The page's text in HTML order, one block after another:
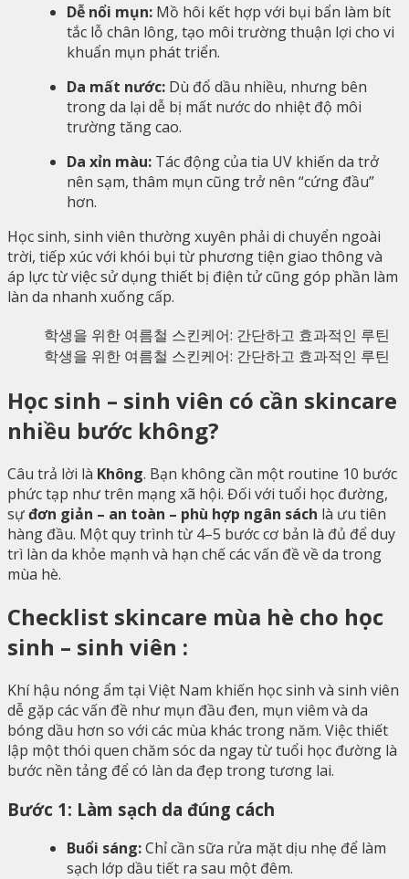
Dễ nổi mụn: Mồ hôi kết hợp với bụi bẩn làm bít
tắc lỗ chân lông, tạo môi trường thuận lợi cho vi
khuẩn mụn phát triển.
Da mất nước: Dù đổ dầu nhiều, nhưng bên
trong da lại dễ bị mất nước do nhiệt độ môi
trường tăng cao.
Da xỉn màu: Tác động của tia UV khiến da trở
nên sạm, thâm mụn cũng trở nên “cứng đầu”
hơn.
Học sinh, sinh viên thường xuyên phải di chuyển ngoài
trời, tiếp xúc với khói bụi từ phương tiện giao thông và
áp lực từ việc sử dụng thiết bị điện tử cũng góp phần làm
làn da nhanh xuống cấp.
학생을 위한 여름철 스킨케어: 간단하고 효과적인 루틴
Học sinh – sinh viên có cần skincare
nhiều bước không?
Câu trả lời là Không. Bạn không cần một routine 10 bước
phức tạp như trên mạng xã hội. Đối với tuổi học đường,
sựđơn giản – an toàn – phù hợp ngân sách là ưu tiên
hàng đầu. Một quy trình từ 4–5 bước cơ bản là đủ để duy
trì làn da khỏe mạnh và hạn chế các vấn đề về da trong
mùa hè.
Checklist skincare mùa hè cho học
sinh – sinh viên :
Khí hậu nóng ẩm tại Việt Nam khiến học sinh và sinh viên
dễ gặp các vấn đề như mụn đầu đen, mụn viêm và da
bóng dầu hơn so với các mùa khác trong năm. Việc thiết
lập một thói quen chăm sóc da ngay từ tuổi học đường là
bước nền tảng để có làn da đẹp trong tương lai.
Bước 1: Làm sạch da đúng cách
Buổi sáng:Chỉ cần sữa rửa mặt dịu nhẹ để làm
sạch lớp dầu tiết ra sau một đêm.